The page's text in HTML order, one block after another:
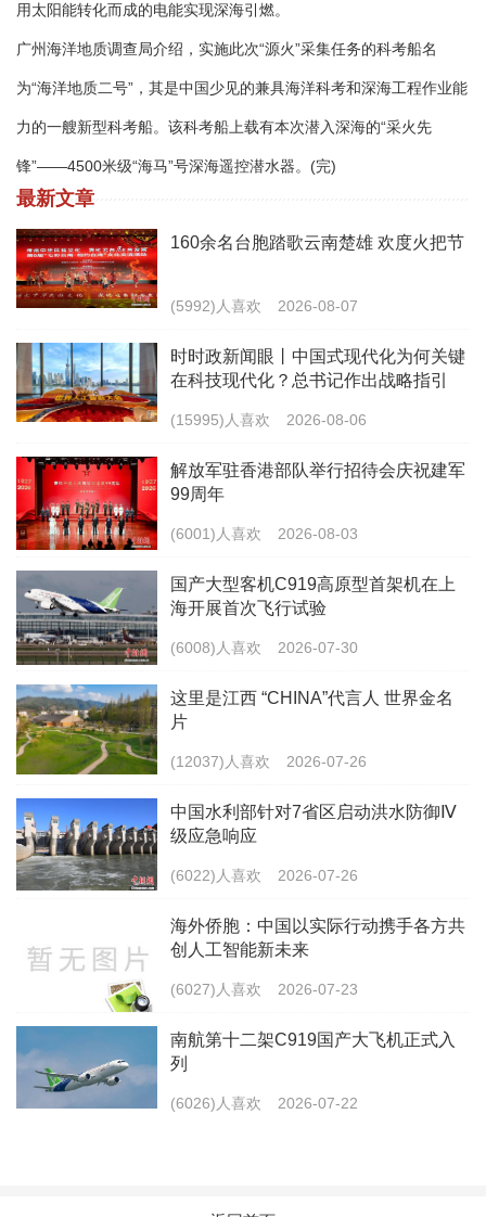
用太阳能转化而成的电能实现深海引燃。
广州海洋地质调查局介绍，实施此次“源火”采集任务的科考船名
为“海洋地质二号”，其是中国少见的兼具海洋科考和深海工程作业能
力的一艘新型科考船。该科考船上载有本次潜入深海的“采火先
锋”——4500米级“海马”号深海遥控潜水器。(完)
最新文章
160余名台胞踏歌云南楚雄 欢度火把节
(5992)人喜欢 2026-08-07
时时政新闻眼丨中国式现代化为何关键
在科技现代化？总书记作出战略指引
(15995)人喜欢 2026-08-06
解放军驻香港部队举行招待会庆祝建军
99周年
(6001)人喜欢 2026-08-03
国产大型客机C919高原型首架机在上
海开展首次飞行试验
(6008)人喜欢 2026-07-30
这里是江西 “CHINA”代言人 世界金名
片
(12037)人喜欢 2026-07-26
中国水利部针对7省区启动洪水防御Ⅳ
级应急响应
(6022)人喜欢 2026-07-26
海外侨胞：中国以实际行动携手各方共
创人工智能新未来
(6027)人喜欢 2026-07-23
南航第十二架C919国产大飞机正式入
列
(6026)人喜欢 2026-07-22